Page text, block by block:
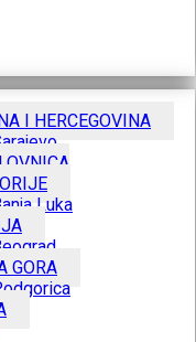
I HERCEGOVINA
Luka
GORA